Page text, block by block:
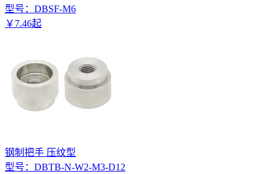
型号： DBSF-M6
￥ 7.46起
钢制把手 压纹型
型号： DBTB-N-W2-M3-D12